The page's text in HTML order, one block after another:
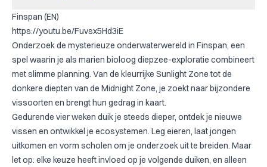
Finspan (EN)
https://youtu.be/Fuvsx5Hd3iE
Onderzoek de mysterieuze onderwaterwereld in Finspan, een
spel waarin je als marien bioloog diepzee-exploratie combineert
met slimme planning. Van de kleurrijke Sunlight Zone tot de
donkere diepten van de Midnight Zone, je zoekt naar bijzondere
vissoorten en brengt hun gedrag in kaart.
Gedurende vier weken duik je steeds dieper, ontdek je nieuwe
vissen en ontwikkel je ecosystemen. Leg eieren, laat jongen
uitkomen en vorm scholen om je onderzoek uit te breiden. Maar
let op: elke keuze heeft invloed op je volgende duiken, en alleen